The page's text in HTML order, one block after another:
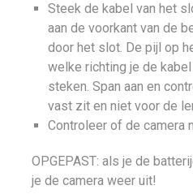
Steek de kabel van het
aan de voorkant van de
door het slot. De pijl op
welke richting je de
steken. Span aan en
vast zit en niet voor de
Controleer of de camera
OPGEPAST: als je de
je de camera weer uit!